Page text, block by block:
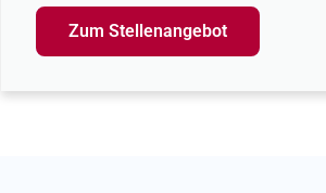
Betreuung unserer Kunden liegen uns
am Herzen! Wenn Du Freude am
Umgang mit Menschen hast und Du
bei uns richtig.
Zum Stellenangebot